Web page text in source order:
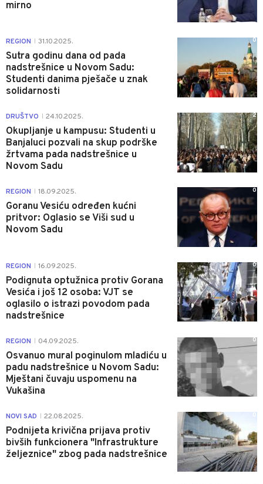
mirno
REGION 31.10.2025.
Sutra godinu dana od pada
nadstrešnice u Novom Sadu:
Studenti danima pješače u znak
solidarnosti
0
DRUŠTVO 24.10.2025.
Okupljanje u kampusu: Studenti u
Banjaluci pozvali na skup podrške
žrtvama pada nadstrešnice u
Novom Sadu
2
REGION 18.09.2025.
Goranu Vesiću određen kućni
pritvor: Oglasio se Viši sud u
Novom Sadu
0
REGION 16.09.2025.
Podignuta optužnica protiv Gorana
Vesića i još 12 osoba: VJT se
oglasilo o istrazi povodom pada
nadstrešnice
0
REGION 04.09.2025.
Osvanuo mural poginulom mladiću u
padu nadstrešnice u Novom Sadu:
Mještani čuvaju uspomenu na
Vukašina
0
NOVI SAD 22.08.2025.
Podnijeta krivična prijava protiv
bivših funkcionera "Infrastrukture
željeznice" zbog pada nadstrešnice
0